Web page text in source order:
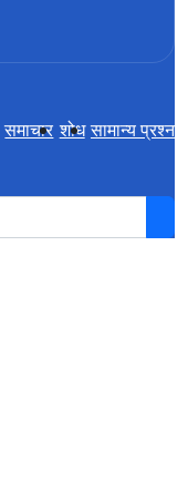
समाचार शोध सामान्य प्रश्न